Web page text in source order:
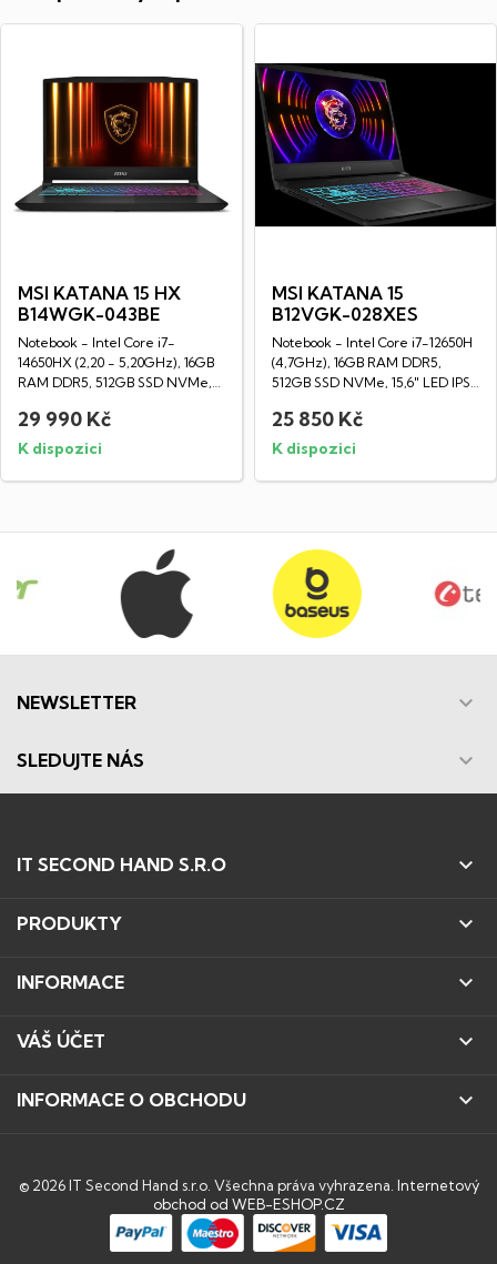
MSI KATANA 15 HX
B14WGK-043BE
Notebook - Intel Core i7-
14650HX (2,20 - 5,20GHz), 16GB
RAM DDR5, 512GB SSD NVMe,
29 990 Kč
K dispozici
MSI KATANA 15
B12VGK-028XES
Notebook - Intel Core i7-12650H
(4,7GHz), 16GB RAM DDR5,
512GB SSD NVMe, 15,6" LED IPS
25 850 Kč
K dispozici
NEWSLETTER 
SLEDUJTE NÁS 
IT SECOND HAND S.R.O 
PRODUKTY 
INFORMACE 
VÁŠ ÚČET 
INFORMACE O OBCHODU 
© 2026 IT Second Hand s.r.o. Všechna práva vyhrazena. Internetový
obchod od WEB-ESHOP.CZ